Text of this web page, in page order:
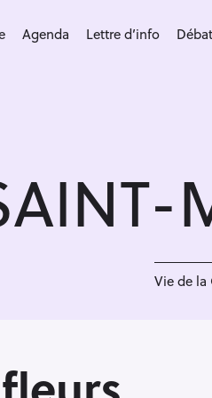
Agenda Lettre d’info
Vie de